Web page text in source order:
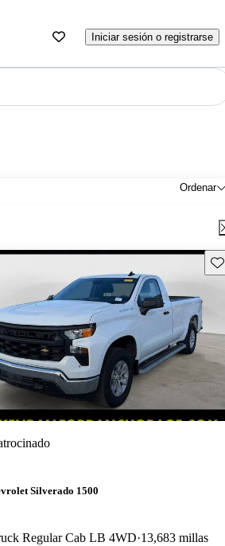
Iniciar sesión o registrarse
Ordenar
Silverado 1500
Regular Cab LB 4WD 13,683 millas